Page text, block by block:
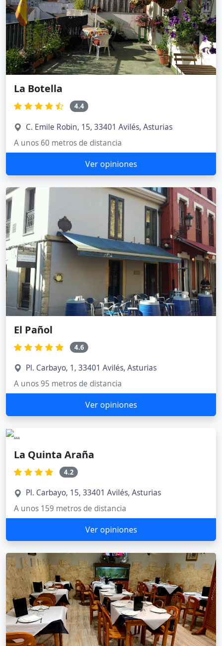
La Botella
4.4
C. Emile Robin, 15, 33401 Avilés, Asturias
A unos 60 metros de distancia
Ver opiniones
El Pañol
4.6
Pl. Carbayo, 1, 33401 Avilés, Asturias
A unos 95 metros de distancia
Ver opiniones
La Quinta Araña
4.2
Pl. Carbayo, 15, 33401 Avilés, Asturias
A unos 159 metros de distancia
Ver opiniones